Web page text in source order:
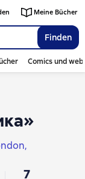
Finden
Meine Bücher
Comics und
7